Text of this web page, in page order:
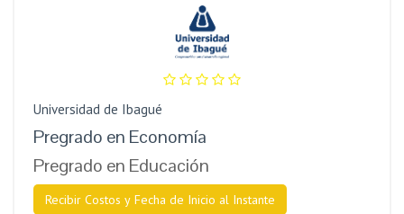
Universidad de Ibagué
Pregrado en Economía
Pregrado en Educación
Recibir Costos y Fecha de Inicio al Instante